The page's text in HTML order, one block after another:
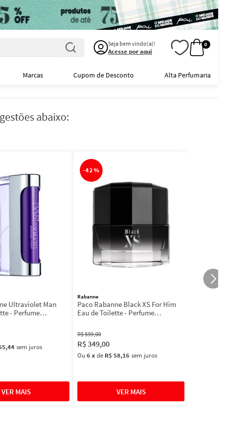
Seja bem vindo(a)!
Acesse por aqui
0
Marcas Cupom de Desconto Alta Perfumaria
abaixo:
Ultraviolet Man
- Perfume
sem juros
-42%
Rabanne
Paco Rabanne Black XS For Him
Eau de Toilette - Perfume
R$599,00
R$349,00
Ou 6xde R$ 58,16 sem juros